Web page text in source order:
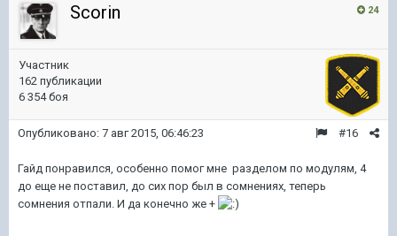
24
Scorin
Участник
162 публикации
6 354 боя
#16
Опубликовано: 7 авг 2015, 06:46:23
Гайд понравился, особенно помог мне разделом по модулям, 4
до еще не поставил, до сих пор был в сомнениях, теперь
сомнения отпали. И да конечно же +